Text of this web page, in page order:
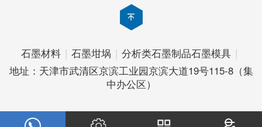
石墨材料 | 石墨坩埚 | 分析类石墨制品石墨模具 |
地址：天津市武清区京滨工业园京滨大道19号115-8（集
中办公区）